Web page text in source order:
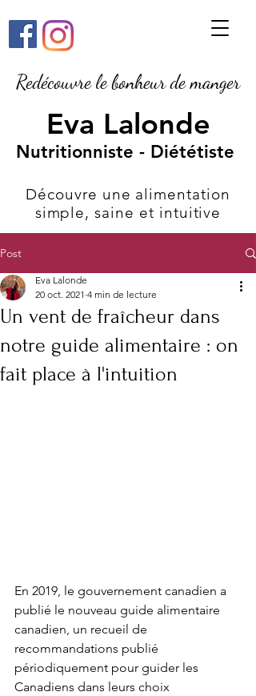
Redécouvre le bonheur de manger
Eva Lalonde
Nutritionniste - Diététiste
Découvre une alimentation
simple, saine et intuitive
Post
Un vent de fraîcheur dans
notre guide alimentaire : on
fait place à l'intuition
Eva Lalonde
20 oct. 2021 4 min de lecture
En 2019, le gouvernement canadien a
publié le nouveau guide alimentaire
canadien, un recueil de
recommandations publié
périodiquement pour guider les
Canadiens dans leurs choix